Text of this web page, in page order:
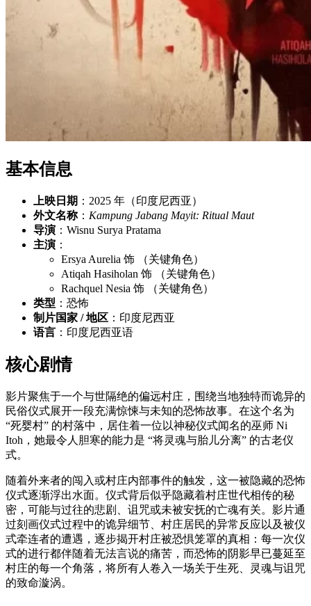
基本信息
上映日期 ：2025 年（印度尼西亚）
外文名称： Kampung Jabang Mayit: Ritual Maut
导演 ：Wisnu Surya Pratama
主演 ：
Ersya Aurelia 饰 （关键角色）
Atiqah Hasiholan 饰 （关键角色）
Rachquel Nesia 饰 （关键角色）
类型 ：恐怖
制片国家 / 地区 ：印度尼西亚
语言 ：印度尼西亚语
核心剧情
影片聚焦于一个与世隔绝的偏远村庄，围绕当地独特而诡异的
民俗仪式展开一段充满惊悚与未知的恐怖故事。在这个名为
“死婴村” 的村落中，居住着一位以神秘仪式闻名的巫师 Ni
Itoh，她最令人胆寒的能力是 “将灵魂与胎儿分离” 的古老仪
式。
随着外来者的闯入或村庄内部事件的触发，这一被隐藏的恐怖
仪式逐渐浮出水面。仪式背后似乎隐藏着村庄世代相传的秘
密，可能与过往的悲剧、诅咒或未被安抚的亡魂有关。影片通
过刻画仪式过程中的诡异细节、村庄居民的异常反应以及被仪
式牵连者的遭遇，逐步揭开村庄被恐惧笼罩的真相：每一次仪
式的进行都伴随着无法言说的痛苦，而恐怖的阴影早已蔓延至
村庄的每一个角落，将所有人卷入一场关于生死、灵魂与诅咒
的致命漩涡。